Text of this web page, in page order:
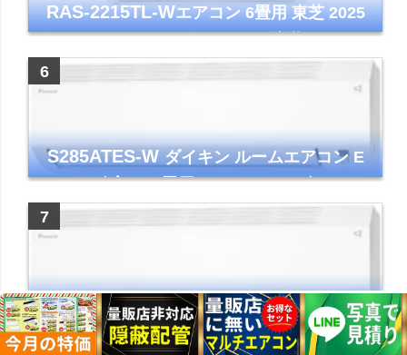
RAS-2215TL-Wエアコン 6畳用 東芝 2025
年モデル TLシリーズ ホワイト 壁掛け クーラ
ー コンパクト 清潔
S285ATES-Wダイキン ルームエアコン E
シリーズ 主に10畳用 ホワイト 2025年モデル
コンパクトモデル ストリーマ
S565ATEP-Wダイキン ルームエアコン E
シリーズ 主に18畳用 ホワイト 2025年モデル